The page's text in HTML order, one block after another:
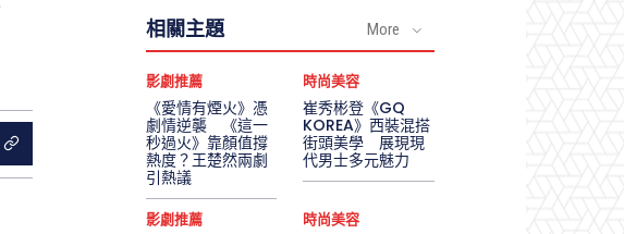
相關主題 More
影劇推薦
《愛情有煙火》憑
劇情逆襲 《這一
秒過火》靠顏值撐
熱度？王楚然兩劇
引熱議
時尚美容
崔秀彬登《GQ
KOREA》西裝混搭
街頭美學 展現現
代男士多元魅力
影劇推薦 時尚美容